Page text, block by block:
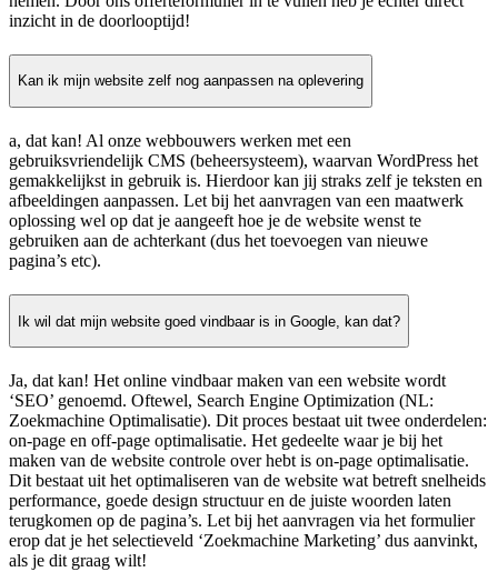
inzicht in de doorlooptijd!
Kan ik mijn website zelf nog aanpassen na oplevering
a, dat kan! Al onze webbouwers werken met een
gebruiksvriendelijk CMS (beheersysteem), waarvan WordPress het
gemakkelijkst in gebruik is. Hierdoor kan jij straks zelf je teksten en
afbeeldingen aanpassen. Let bij het aanvragen van een maatwerk
oplossing wel op dat je aangeeft hoe je de website wenst te
gebruiken aan de achterkant (dus het toevoegen van nieuwe
pagina’s etc).
Ik wil dat mijn website goed vindbaar is in Google, kan dat?
Ja, dat kan! Het online vindbaar maken van een website wordt
‘SEO’ genoemd. Oftewel, Search Engine Optimization (NL:
Zoekmachine Optimalisatie). Dit proces bestaat uit twee onderdelen:
on-page en off-page optimalisatie. Het gedeelte waar je bij het
maken van de website controle over hebt is on-page optimalisatie.
Dit bestaat uit het optimaliseren van de website wat betreft snelheids
performance, goede design structuur en de juiste woorden laten
terugkomen op de pagina’s. Let bij het aanvragen via het formulier
erop dat je het selectieveld ‘Zoekmachine Marketing’ dus aanvinkt,
als je dit graag wilt!